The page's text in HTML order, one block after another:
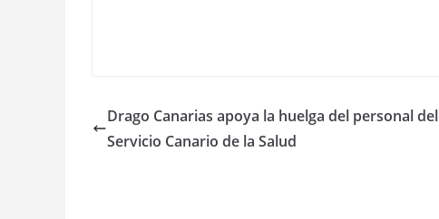
Drago Canarias apoya la huelga del personal del
Servicio Canario de la Salud